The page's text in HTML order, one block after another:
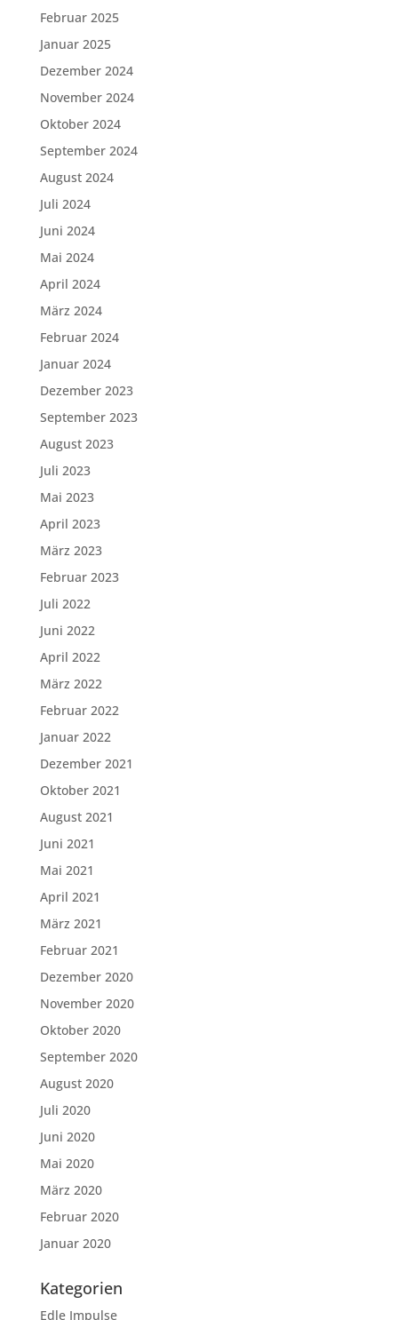
Februar 2025
Januar 2025
Dezember 2024
November 2024
Oktober 2024
September 2024
August 2024
Juli 2024
Juni 2024
Mai 2024
April 2024
März 2024
Februar 2024
Januar 2024
Dezember 2023
September 2023
August 2023
Juli 2023
Mai 2023
April 2023
März 2023
Februar 2023
Juli 2022
Juni 2022
April 2022
März 2022
Februar 2022
Januar 2022
Dezember 2021
Oktober 2021
August 2021
Juni 2021
Mai 2021
April 2021
März 2021
Februar 2021
Dezember 2020
November 2020
Oktober 2020
September 2020
August 2020
Juli 2020
Juni 2020
Mai 2020
März 2020
Februar 2020
Januar 2020
Kategorien
Edle Impulse